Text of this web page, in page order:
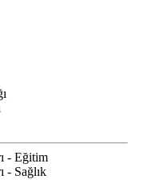
- Eğitim
- Sağlık